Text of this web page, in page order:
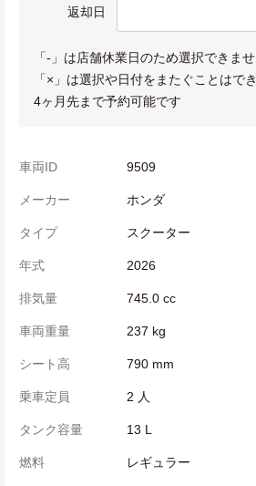
返却日
「-」は店舗休業日のため選択できま
「×」は選択や日付をまたぐことはで
4ヶ月先まで予約可能です
車両ID 9509
メーカー ホンダ
タイプ スクーター
年式 2026
排気量 745.0 cc
車両重量 237 kg
シート高 790 mm
乗車定員 2 人
タンク容量 13 L
燃料 レギュラー